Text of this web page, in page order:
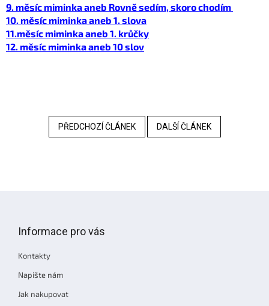
9. měsíc miminka aneb Rovně sedím, skoro chodím
10. měsíc miminka aneb 1. slova
11.měsíc miminka aneb 1. krůčky
12. měsíc miminka aneb 10 slov
PŘEDCHOZÍ ČLÁNEK DALŠÍ ČLÁNEK
Informace pro vás
Kontakty
Napište nám
Jak nakupovat